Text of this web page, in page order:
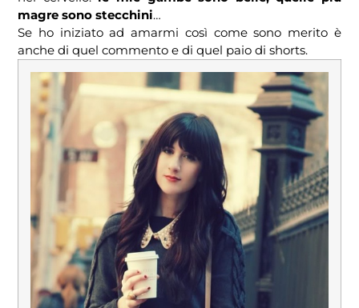
magre sono stecchini…
Se ho iniziato ad amarmi così come sono merito è
anche di quel commento e di quel paio di shorts.